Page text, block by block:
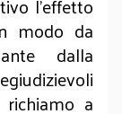
modo da
dalla
a